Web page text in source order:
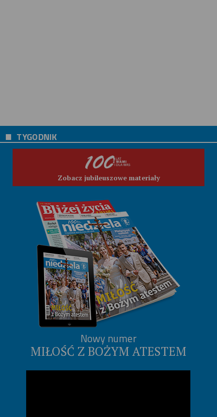
TYGODNIK
Zobacz jubileuszowe materiały
Nowy numer
MIŁOŚĆ Z BOŻYM ATESTEM